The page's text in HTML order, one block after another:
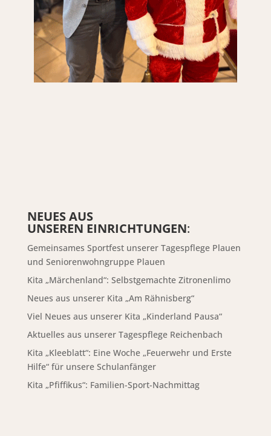
NEUES AUS
UNSEREN EINRICHTUNGEN:
Gemeinsames Sportfest unserer Tagespflege Plauen
und Seniorenwohngruppe Plauen
Kita „Märchenland“: Selbstgemachte Zitronenlimo
Neues aus unserer Kita „Am Rähnisberg“
Viel Neues aus unserer Kita „Kinderland Pausa“
Aktuelles aus unserer Tagespflege Reichenbach
Kita „Kleeblatt“: Eine Woche „Feuerwehr und Erste
Hilfe“ für unsere Schulanfänger
Kita „Pfiffikus“: Familien-Sport-Nachmittag